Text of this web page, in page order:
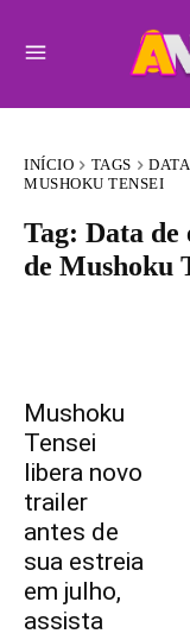
INÍCIO TAGS
MUSHOKU TENSEI
Tag: Data de
de Mushoku
Mushoku
Tensei
libera novo
trailer
antes de
sua estreia
em julho,
assista